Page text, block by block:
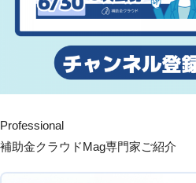
Professional
補助金クラウドMag専門家ご紹介